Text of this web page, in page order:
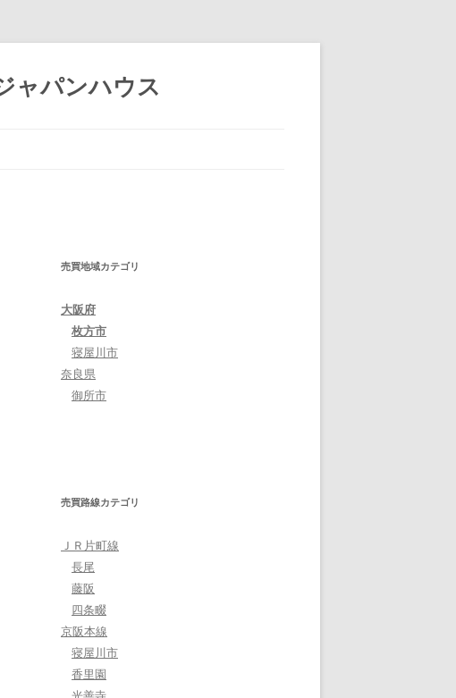
ャパンハウス
売買地域カテゴリ
大阪府
枚方市
寝屋川市
奈良県
御所市
売買路線カテゴリ
ＪＲ片町線
長尾
藤阪
四条畷
京阪本線
寝屋川市
香里園